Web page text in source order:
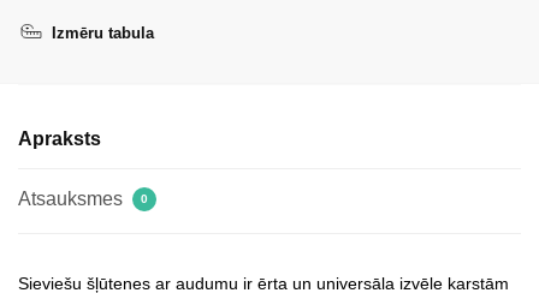
Izmēru tabula
Apraksts
Atsauksmes 0
Sieviešu šļūtenes ar audumu ir ērta un universāla izvēle karstām